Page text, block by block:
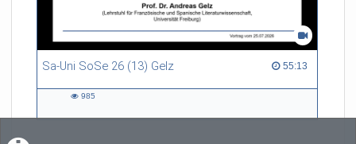
Sa-Uni SoSe 26 (13) Gelz 55:13
55:13 duration
985